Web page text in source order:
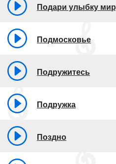
Подари улыбку
Подмосковье
Подружитесь
Подружка
Поздно